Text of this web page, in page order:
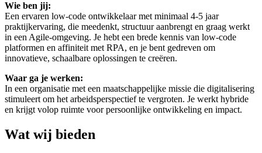
Wie ben jij:
Een ervaren low-code ontwikkelaar met minimaal 4-5 jaar
praktijkervaring, die meedenkt, structuur aanbrengt en graag werkt
in een Agile-omgeving. Je hebt een brede kennis van low-code
platformen en affiniteit met RPA, en je bent gedreven om
innovatieve, schaalbare oplossingen te creëren.
Waar ga je werken:
In een organisatie met een maatschappelijke missie die digitalisering
stimuleert om het arbeidsperspectief te vergroten. Je werkt hybride
en krijgt volop ruimte voor persoonlijke ontwikkeling en impact.
Wat wij bieden